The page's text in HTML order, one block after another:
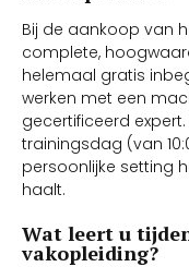
Bij de aankoop van
complete,
helemaal gratis
werken met een
gecertificeerd
trainingsdag (van
persoonlijke setting
haalt.
Wat leert u
vakopleiding?